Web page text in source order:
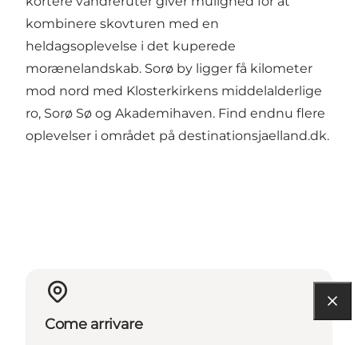
kombinere skovturen med en
heldagsoplevelse i det kuperede
morænelandskab. Sorø by ligger få kilometer
mod nord med Klosterkirkens middelalderlige
ro, Sorø Sø og Akademihaven. Find endnu flere
oplevelser i området på destinationsjaelland.dk.
Come arrivare